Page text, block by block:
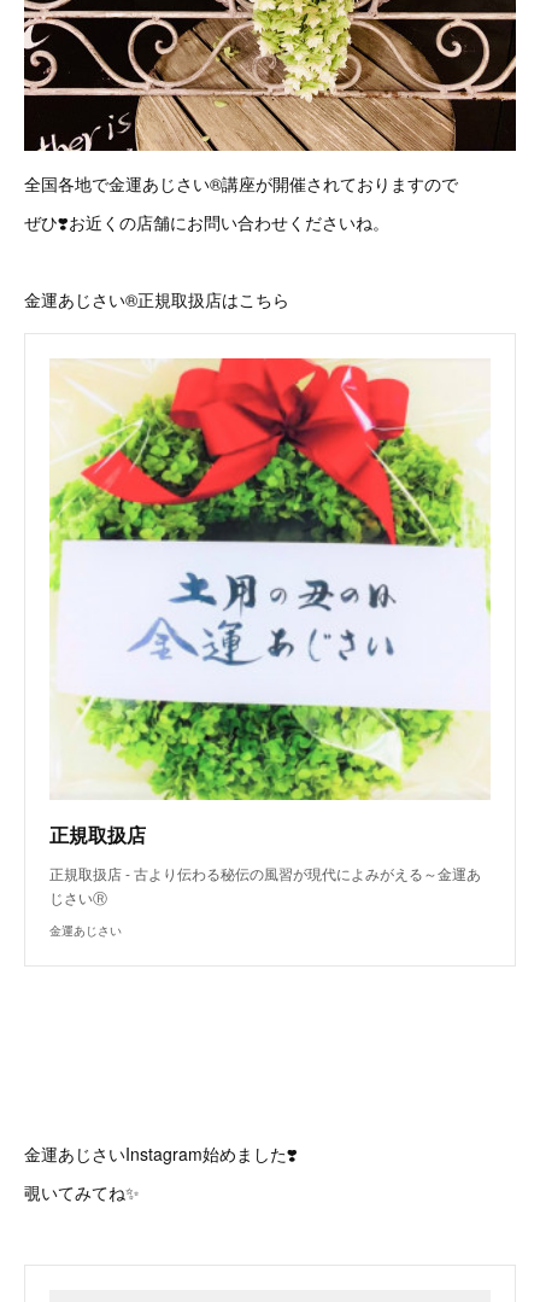
全国各地で金運あじさい®︎講座が開催されておりますので
ぜひ❣️お近くの店舗にお問い合わせくださいね。
金運あじさい®︎正規取扱店はこちら
正規取扱店
正規取扱店 - 古より伝わる秘伝の風習が現代によみがえる～金運あ
じさいⓇ
金運あじさい
金運あじさいInstagram始めました❣️
覗いてみてね✨